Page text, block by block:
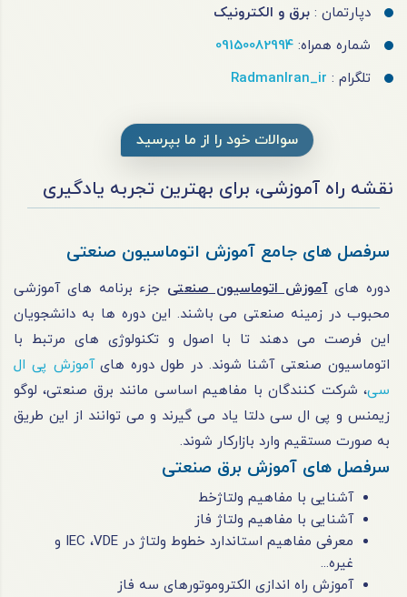
دپارتمان : برق و الکترونیک
شماره همراه: 09150082994
تلگرام : RadmanIran_ir
سوالات خود را از ما بپرسید
نقشه راه آموزشی، برای بهترین تجربه یادگیری
سرفصل های جامع آموزش اتوماسیون صنعتی
دوره‌ هایآموزش اتوماسیون صنعتی جزء برنامه ‌های آموزشی
محبوب در زمینه صنعتی می ‌باشند. این دوره ‌ها به دانشجویان
این فرصت می ‌دهند تا با اصول و تکنولوژی‌ های مرتبط با
اتوماسیون صنعتی آشنا شوند. در طول دوره هایآموزش پی ال
سی، شرکت‌ کنندگان با مفاهیم اساسی مانند برق صنعتی، لوگو
زیمنس و پی ال سی دلتا یاد می گیرند و می توانند از این طریق
به صورت مستقیم وارد بازارکار شوند.
سرفصل های آموزش برق صنعتی
آشنایی با مفاهیم ولتاژخط
آشنایی با مفاهیم ولتاژ فاز
معرفی مفاهیم استاندارد خطوط ولتاژ در IEC ،VDE و
غیره...
آموزش راه اندازی الکتروموتورهای سه فاز